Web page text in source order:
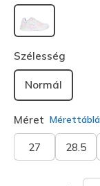
kiválasztva
Szélesség
Normál
Méret
27 28.5